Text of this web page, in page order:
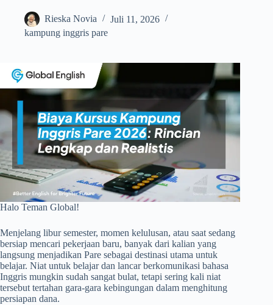
Rieska Novia
Juli 11, 2026
kampung inggris pare
Halo Teman Global!
Menjelang libur semester, momen kelulusan, atau saat sedang
bersiap mencari pekerjaan baru, banyak dari kalian yang
langsung menjadikan Pare sebagai destinasi utama untuk
belajar. Niat untuk belajar dan lancar berkomunikasi bahasa
Inggris mungkin sudah sangat bulat, tetapi sering kali niat
tersebut tertahan gara-gara kebingungan dalam menghitung
persiapan dana.